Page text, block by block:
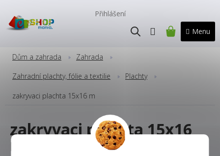
obsah
Přihlášení
NÁKUPNÍ
Dům a zahrada Zahrada
Zahradní plachty, fólie a textilie Plachty
zakryvaci plachta 15x16 m
zakryvaci plachta 15x16
m